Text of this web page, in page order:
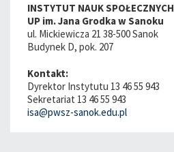
INSTYTUT NAUK SPOŁECZNYCH
UP im. Jana Grodka w Sanoku
ul. Mickiewicza 21 38-500 Sanok
Budynek D, pok. 207
Kontakt:
Dyrektor Instytutu 13 46 55 943
Sekretariat 13 46 55 943
isa@pwsz-sanok.edu.pl